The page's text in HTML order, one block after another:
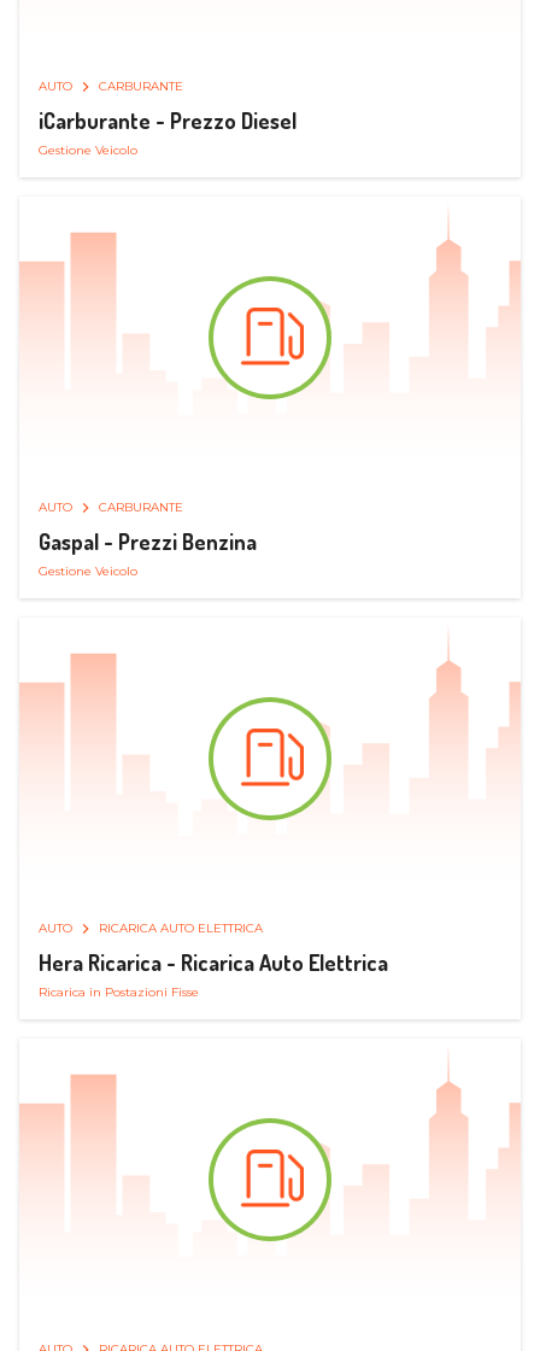
AUTO CARBURANTE
iCarburante - Prezzo Diesel
Gestione Veicolo
AUTO CARBURANTE
Gaspal - Prezzi Benzina
Gestione Veicolo
AUTO RICARICA AUTO ELETTRICA
Hera Ricarica - Ricarica Auto Elettrica
Ricarica in Postazioni Fisse